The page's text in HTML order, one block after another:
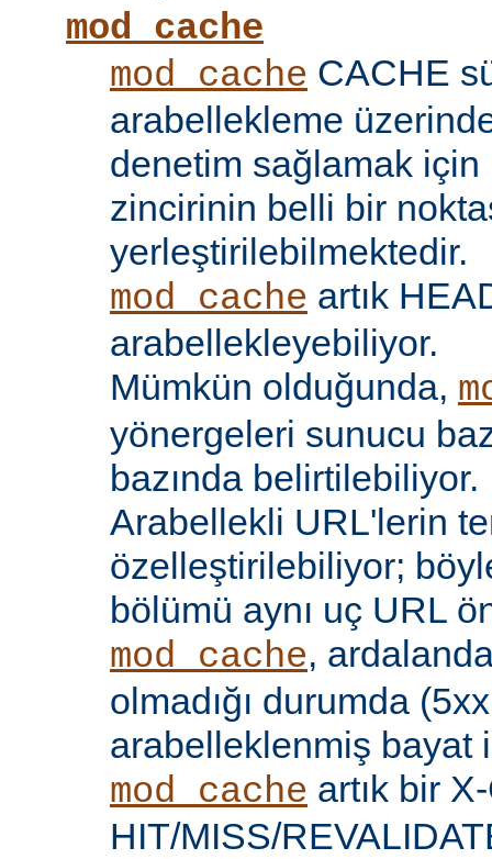
mod_cache
mod_cache CACHE
arabellekleme
denetim sağlamak
zincirinin belli bir
yerleştirilebilmektedir.
mod_cache artık
arabellekleyebiliyor.
Mümkün olduğunda,
yönergeleri sunucu
bazında belirtilebiliyor.
Arabellekli URL'lerin
özelleştirilebiliyor;
bölümü aynı uç URL
mod_cache,
olmadığı durumda
arabelleklenmiş bayat
mod_cache artık bir
HIT/MISS/